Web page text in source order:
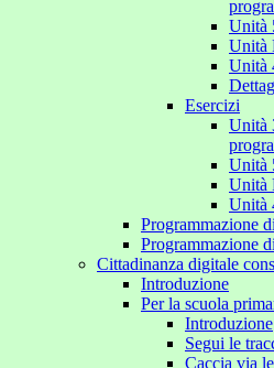
Unità
Unità
Unità
Esercizi
Unità
Unità
Unità
Unità
Programmazione
Programmazione
Cittadinanza digitale
Introduzione
Per la scuola
Introduzione
Segui le
Caccia via